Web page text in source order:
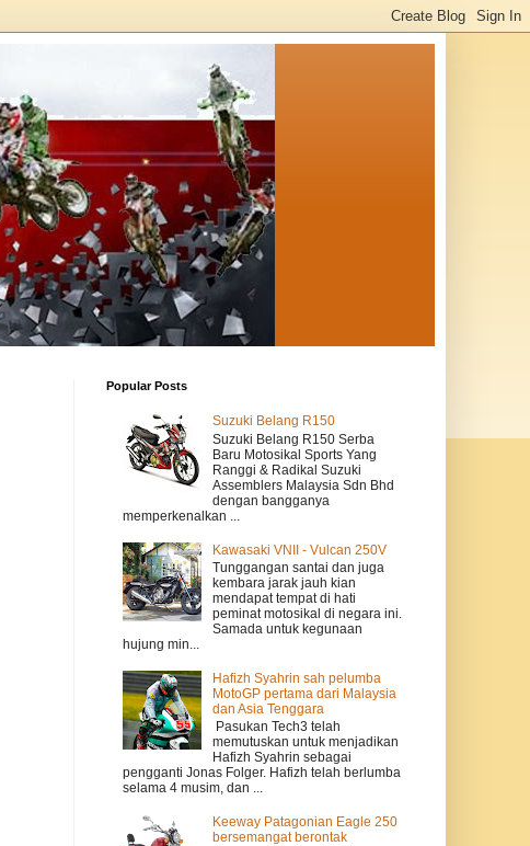
Popular Posts
Suzuki Belang R150
Suzuki Belang R150 Serba
Baru Motosikal Sports Yang
Ranggi & Radikal Suzuki
Assemblers Malaysia Sdn Bhd
dengan bangganya
memperkenalkan ...
Kawasaki VNII - Vulcan 250V
Tunggangan santai dan juga
kembara jarak jauh kian
mendapat tempat di hati
peminat motosikal di negara ini.
Samada untuk kegunaan
hujung min...
Hafizh Syahrin sah pelumba
MotoGP pertama dari Malaysia
dan Asia Tenggara
Pasukan Tech3 telah
memutuskan untuk menjadikan
Hafizh Syahrin sebagai
pengganti Jonas Folger. Hafizh telah berlumba
selama 4 musim, dan ...
Keeway Patagonian Eagle 250
bersemangat berontak